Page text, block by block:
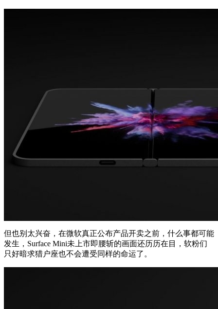
但也别太兴奋，在微软真正公布产品开卖之前，什么事都可能
发生，Surface Mini未上市即腰斩的画面还历历在目，软粉们
只好暗求猎户座也不会遭受同样的命运了。